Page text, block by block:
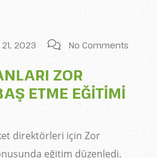
2023 No Comments
ZOR
ETME EĞİTİMİ
direktörleri için Zor
eğitim düzenledi.